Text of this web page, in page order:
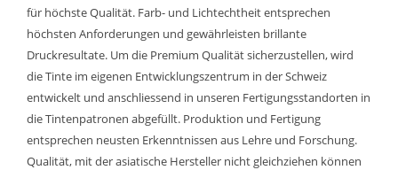
für höchste Qualität. Farb- und Lichtechtheit entsprechen
höchsten Anforderungen und gewährleisten brillante
Druckresultate. Um die Premium Qualität sicherzustellen, wird
die Tinte im eigenen Entwicklungszentrum in der Schweiz
entwickelt und anschliessend in unseren Fertigungsstandorten in
die Tintenpatronen abgefüllt. Produktion und Fertigung
entsprechen neusten Erkenntnissen aus Lehre und Forschung.
Qualität, mit der asiatische Hersteller nicht gleichziehen können